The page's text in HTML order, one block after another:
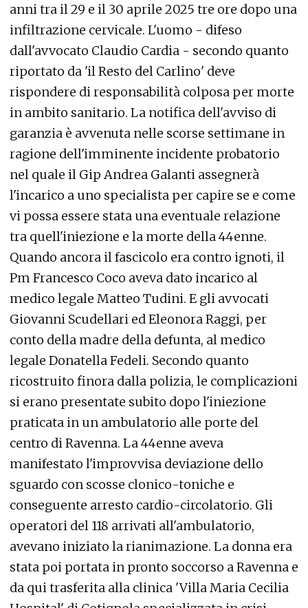
anni tra il 29 e il 30 aprile 2025 tre ore dopo una
infiltrazione cervicale. L'uomo - difeso
dall'avvocato Claudio Cardia - secondo quanto
riportato da 'il Resto del Carlino' deve
rispondere di responsabilità colposa per morte
in ambito sanitario. La notifica dell'avviso di
garanzia è avvenuta nelle scorse settimane in
ragione dell'imminente incidente probatorio
nel quale il Gip Andrea Galanti assegnerà
l'incarico a uno specialista per capire se e come
vi possa essere stata una eventuale relazione
tra quell'iniezione e la morte della 44enne.
Quando ancora il fascicolo era contro ignoti, il
Pm Francesco Coco aveva dato incarico al
medico legale Matteo Tudini. E gli avvocati
Giovanni Scudellari ed Eleonora Raggi, per
conto della madre della defunta, al medico
legale Donatella Fedeli. Secondo quanto
ricostruito finora dalla polizia, le complicazioni
si erano presentate subito dopo l'iniezione
praticata in un ambulatorio alle porte del
centro di Ravenna. La 44enne aveva
manifestato l'improvvisa deviazione dello
sguardo con scosse clonico-toniche e
conseguente arresto cardio-circolatorio. Gli
operatori del 118 arrivati all'ambulatorio,
avevano iniziato la rianimazione. La donna era
stata poi portata in pronto soccorso a Ravenna e
da qui trasferita alla clinica 'Villa Maria Cecilia